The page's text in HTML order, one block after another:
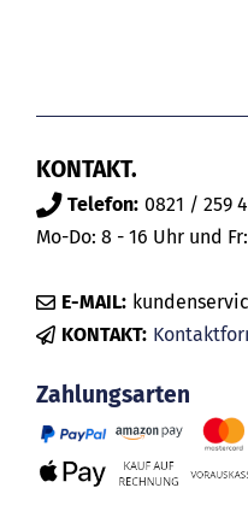
KONTAKT.
Telefon: 0821 / 259
Mo-Do: 8 - 16 Uhr und
E-MAIL:
KONTAKT:
Zahlungsarten